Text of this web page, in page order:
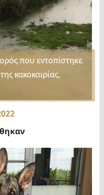
που εντοπίστηκε
κακοκαιρίας,